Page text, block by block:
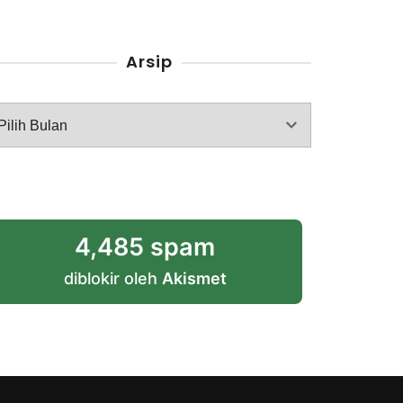
Arsip
4,485 spam
diblokir oleh Akismet